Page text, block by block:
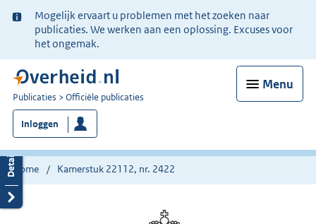
Ter
informatie:
Mogelijk ervaart u problemen met het zoeken naar
publicaties. We werken aan een oplossing. Excuses voor
het ongemak.
Menu
U
bent
nu
hier:
Publicaties Officiële publicaties
Inloggen
Home Kamerstuk 22112, nr. 2422